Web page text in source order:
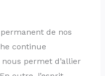
de nos
continue
permet d’allier